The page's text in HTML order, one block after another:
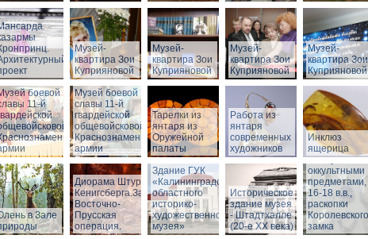
Музей-
квартира Зои
Куприяновой
Музей-
квартира Зои
Куприяновой
Музей-
квартира Зои
Куприяновой
Музей-
квартира Зои
Куприяновой
боевой
11-й
Музей боевой
славы 11-й
гвардейской
общевойсковой
Краснознаменной
армии
Тарелки из
янтаря из
Оружейной
палаты
Работа из
янтаря
современных
художников
Инклюз
ящерица
в Зале
Диорама Штурм
Кенигсберга.Зал
Восточно-
Прусская
операция.
Здание ГУК
«Калининградского
областного
историко-
художественного
музея»
Историческое
здание музея
- Штадтхалле
(20-е XX века)
Шкатулка с
оккультными
предметами,
16-18 в.в.,
раскопки
Королевского
замка